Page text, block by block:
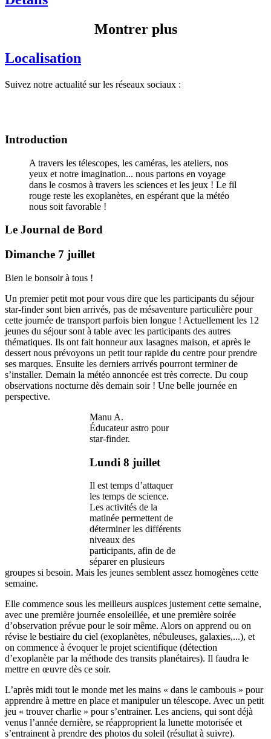
Montrer plus
Localisation
Suivez notre actualité sur les réseaux sociaux :
Introduction
A travers les télescopes, les caméras, les ateliers, nos
yeux et notre imagination... nous partons en voyage
dans le cosmos à travers les sciences et les jeux ! Le fil
rouge reste les exoplanètes, en espérant que la météo
nous soit favorable !
Le Journal de Bord
Dimanche 7 juillet
Bien le bonsoir à tous !
Un premier petit mot pour vous dire que les participants du séjour
star-finder sont bien arrivés, pas de mésaventure particulière pour
cette journée de transport parfois bien longue ! Actuellement les 12
jeunes du séjour sont à table avec les participants des autres
thématiques. Ils ont fait honneur aux lasagnes maison, et après le
dessert nous prévoyons un petit tour rapide du centre pour prendre
ses marques. Ensuite les derniers arrivés pourront terminer de
s’installer. Demain la météo annoncée est très correcte. Du coup
observations nocturne dès demain soir ! Une belle journée en
perspective.
Manu A.
Éducateur astro pour
star-finder.
Lundi 8 juillet
Il est temps d’attaquer
les temps de science.
Les activités de la
matinée permettent de
déterminer les différents
niveaux des
participants, afin de de
séparer en plusieurs
groupes si besoin. Mais les jeunes semblent assez homogènes cette
semaine.
Elle commence sous les meilleurs auspices justement cette semaine,
avec une première journée ensoleillée, et une première soirée
d’observation prévue pour le soir même. Alors on apprend ou on
révise le bestiaire du ciel (exoplanètes, nébuleuses, galaxies,...), et
on commence à évoquer le projet scientifique (détection
d’exoplanète par la méthode des transits planétaires). Il faudra le
mettre en œuvre dès ce soir.
L’après midi tout le monde met les mains « dans le cambouis » pour
apprendre à mettre en place et manipuler un télescope. Avec un petit
jeu « trouver charlie » pour s’entrainer. Les anciens, qui sont déjà
venus l’année dernière, se réapproprient la lunette motorisée et
s’entrainent à prendre des photos du soleil (résultat à suivre).